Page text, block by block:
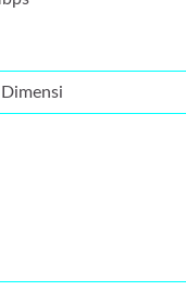
Dimensi